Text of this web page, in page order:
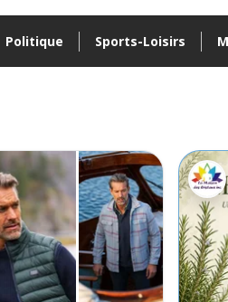
Politique Sports-Loisirs